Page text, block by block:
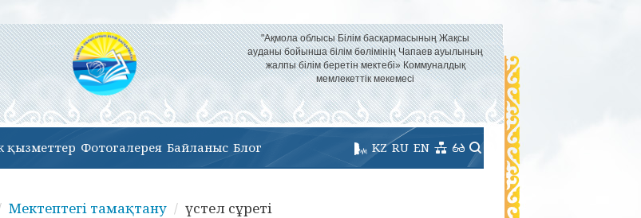
"Ақмола облысы Білім басқармасының Жақсы
ауданы бойынша білім бөлімінің Чапаев ауылының
жалпы білім беретін мектебі» Коммуналдық
мемлекеттік мекемесі
қызметтер Фотогалерея Байланыс Блог EN
RU
KZ
Мектептегі тамақтану үстел сұреті